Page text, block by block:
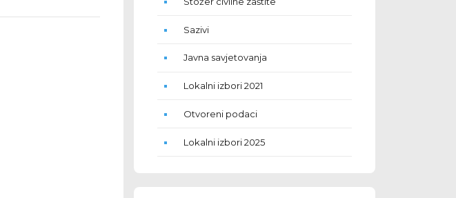
Sazivi
Javna savjetovanja
Lokalni izbori 2021
Otvoreni podaci
Lokalni izbori 2025